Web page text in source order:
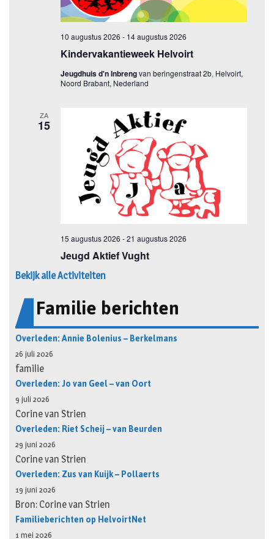
Bekijk alle Activiteiten
Familie berichten
Overleden: Annie Bolenius – Berkelmans
26 juli 2026
familie
Overleden: Jo van Geel – van Oort
9 juli 2026
Corine van Strien
Overleden: Riet Scheij – van Beurden
29 juni 2026
Corine van Strien
Overleden: Zus van Kuijk – Pollaerts
19 juni 2026
Bron: Corine van Strien
Familieberichten op HelvoirtNet
1 mei 2026